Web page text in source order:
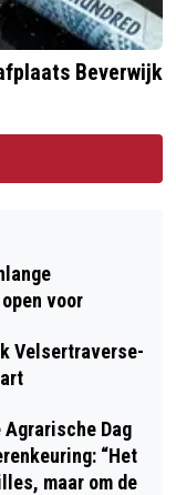
Beverwijk
voor
Velsertraverse-
Dag
“Het
maar om de